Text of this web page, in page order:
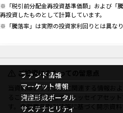
※「税引前分配金再投資基準価額」および「
再投資したものとして計算しています。
※「騰落率」は実際の投資家利回りとは異なり
ご投資にあたっての留意点
当資料は、ファンドに関連する情報お
ることを目的として、ニッセイアセッ
す。金融商品取引法等に基づく開示資
ファンド情報
ファンド情報TOP
基準価額一覧
ファンド検索
マーケット情報
マーケット情報TOP
マーケット指数
資産形成ポータル
資産形成ポータルTOP
サステナビリティ